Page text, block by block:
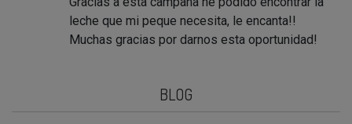
leche que mi peque necesita, le encanta!!
Muchas gracias por darnos esta oportunidad!
BLOG